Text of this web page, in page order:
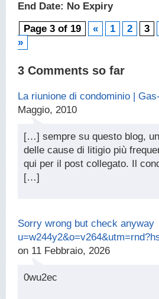
End Date: No Expiry
Page 3 of 19
« 1 2 3
»
3 Comments so far
La riunione di condominio |
Maggio, 2010
[…] sempre su questo blog,
delle cause di litigio più
qui per il post collegato. Il
[…]
Sorry wrong but check
on 11 Febbraio, 2026
0wu2ec